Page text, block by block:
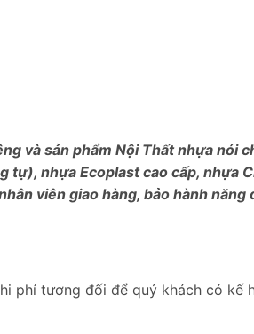
và sản phẩm Nội Thất nhựa nói
nhựa Ecoplast cao cấp, nhựa
viên giao hàng, bảo hành năng
phí tương đối để quý khách có kế